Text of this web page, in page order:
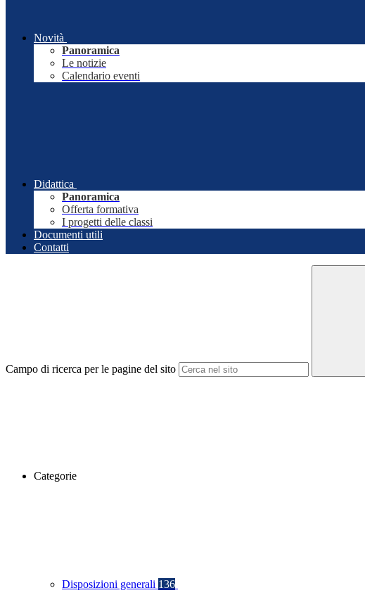
Novità
Panoramica
Le notizie
Calendario eventi
Didattica
Panoramica
Offerta formativa
I progetti delle classi
Documenti utili
Contatti
Campo di ricerca per le pagine del sito
Categorie
Disposizioni generali 136